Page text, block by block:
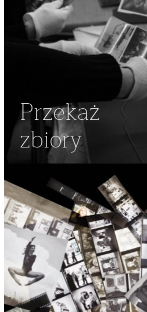
Przekaż
zbiory